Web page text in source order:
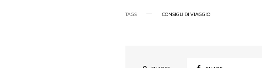
TAGS CONSIGLI DI VIAGGIO